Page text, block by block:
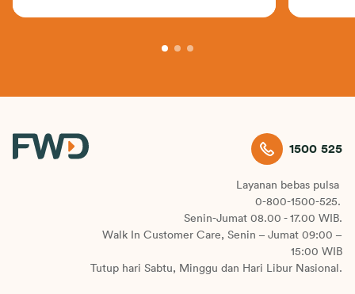
1500 525
Layanan bebas pulsa
0-800-1500-525.
Senin-Jumat 08.00 - 17.00 WIB.
Walk In Customer Care, Senin – Jumat 09:00 –
15:00 WIB
Tutup hari Sabtu, Minggu dan Hari Libur Nasional.